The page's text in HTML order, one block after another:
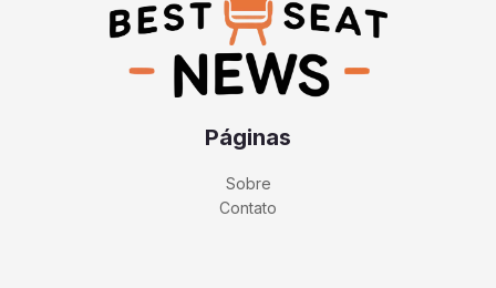
Páginas
Sobre
Contato